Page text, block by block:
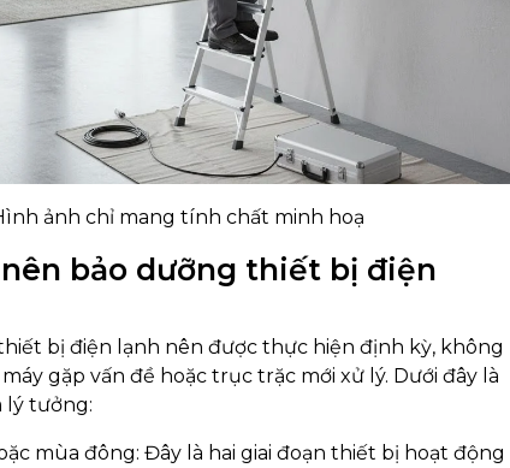
ảnh chỉ mang tính chất minh hoạ
bảo dưỡng thiết bị điện
bị điện lạnh nên được thực hiện định kỳ, không
gặp vấn đề hoặc trục trặc mới xử lý. Dưới đây là
lý tưởng:
mùa đông: Đây là hai giai đoạn thiết bị hoạt động